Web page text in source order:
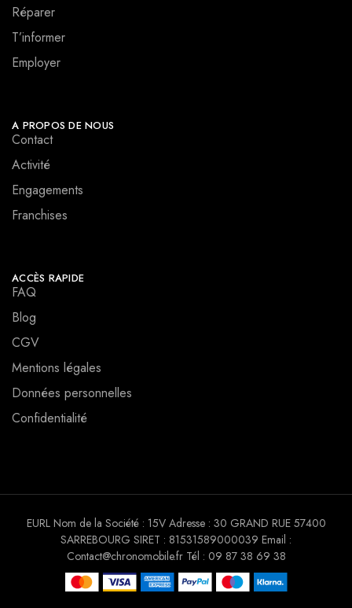
Réparer
T’informer
Employer
A PROPOS DE NOUS
Contact
Activité
Engagements
Franchises
ACCÈS RAPIDE
FAQ
Blog
CGV
Mentions légales
Données personnelles
Confidentialité
EURL Nom de la Société : 15V Adresse : 30 GRAND RUE 57400
SARREBOURG SIRET : 81531589000039 Email :
Contact@chronomobile.fr Tél : 09 87 38 69 38